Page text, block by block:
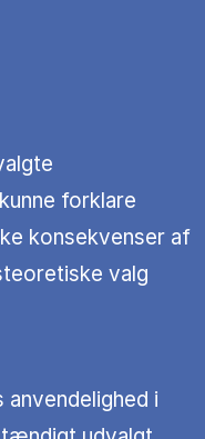
forklare
konsekvenser af
valg
i